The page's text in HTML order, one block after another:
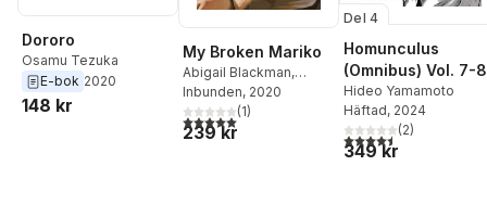
Dororo
Osamu Tezuka
E-bok 2020
148 kr
My Broken Mariko
Abigail Blackman,
Amanda Haley,
Hirako
Inbunden, 2020
5,0utav 5 stjärnor. Totalt antal röster:
(1)
239 kr
Del 4
Homunculus
(Omnibus) Vol. 7-8
Hideo Yamamoto
Häftad, 2024
4,5utav 5 stjärnor.
(2)
349 kr